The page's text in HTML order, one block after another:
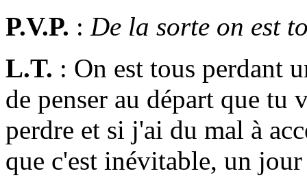
P.V.P. : De la sorte on est
L.T. : On est tous perdant
de penser au départ que
perdre et si j'ai du mal à
que c'est inévitable, un